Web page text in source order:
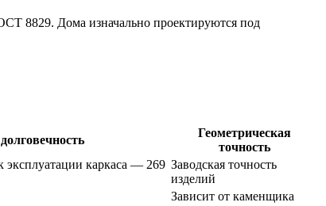
8829. Дома изначально проектируются под
Геометрическая
точность
эксплуатации каркаса — 269 Заводская точность
изделий
Зависит от каменщика